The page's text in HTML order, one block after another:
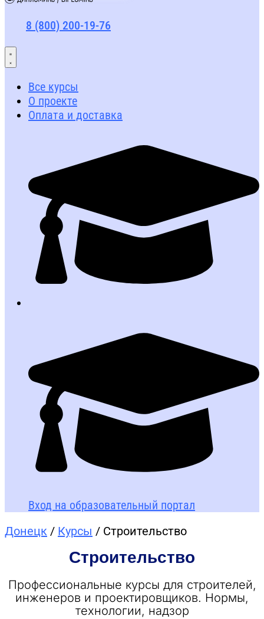
8 (800) 200-19-76
Все курсы
О проекте
Оплата и доставка
Вход на образовательный портал
Донецк / Курсы / Строительство
Строительство
Профессиональные курсы для строителей,
инженеров и проектировщиков. Нормы,
технологии, надзор